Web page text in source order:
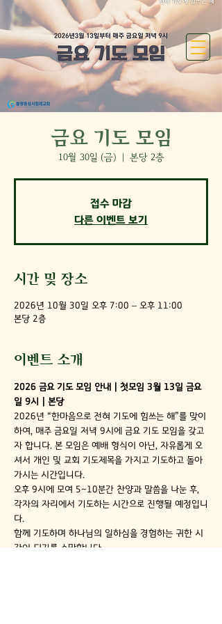
금요 기도 모임
10월 30일 (금) 본당 2층
접수 마감
다른 이벤트 보기
시간 및 장소
2026년 10월 30일 오후 7:00 – 오후 11:00
본당 2층
이벤트 소개
2026 금요 기도 모임 안내 | 첫모임 3월 13일 금요
일 9시 | 본당
2026년 “한마음으로 전혀 기도에 힘쓰는 해”를 맞이
하여, 매주 금요일 저녁 9시에 금요 기도 모임을 갖고
자 합니다. 본 모임은 예배 형식이 아닌, 자유롭게 오
셔서 개인 및 교회 기도제목을 가지고 기도하고 돌아
가시는 시간입니다.
오후 9시에 모여 5~10분간 찬양과 말씀을 나눈 후,
각자의 자리에서 기도하는 시간으로 진행될 예정입니
다.
함께 기도하며 하나님의 일하심을 경험하는 귀한 시
간이 되기를 소망합니다.